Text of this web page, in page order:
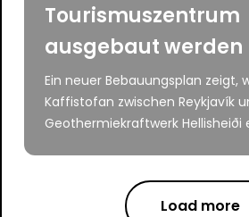
Tourismuszentrum
ausgebaut werden
Ein neuer Bebauungsplan zeigt,
Kaffistofan zwischen Reykjavík
Geothermiekraftwerk Hellisheiði
Load more